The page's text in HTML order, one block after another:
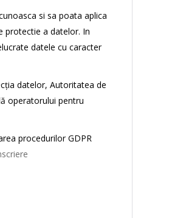
si sa poata aplica
protectie a datelor. In
datele cu caracter
datelor, Autoritatea de
operatorului pentru
procedurilor GDPR